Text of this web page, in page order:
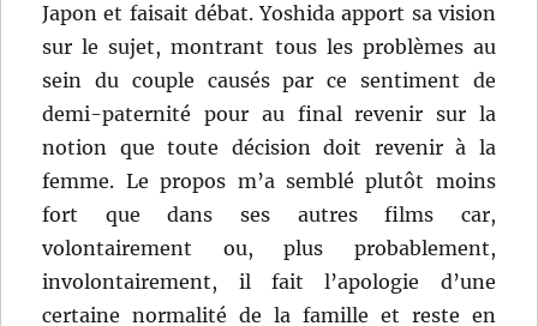
Japon et faisait débat. Yoshida apport sa vision
sur le sujet, montrant tous les problèmes au
sein du couple causés par ce sentiment de
demi-paternité pour au final revenir sur la
notion que toute décision doit revenir à la
femme. Le propos m’a semblé plutôt moins
fort que dans ses autres films car,
volontairement ou, plus probablement,
involontairement, il fait l’apologie d’une
certaine normalité de la famille et reste en